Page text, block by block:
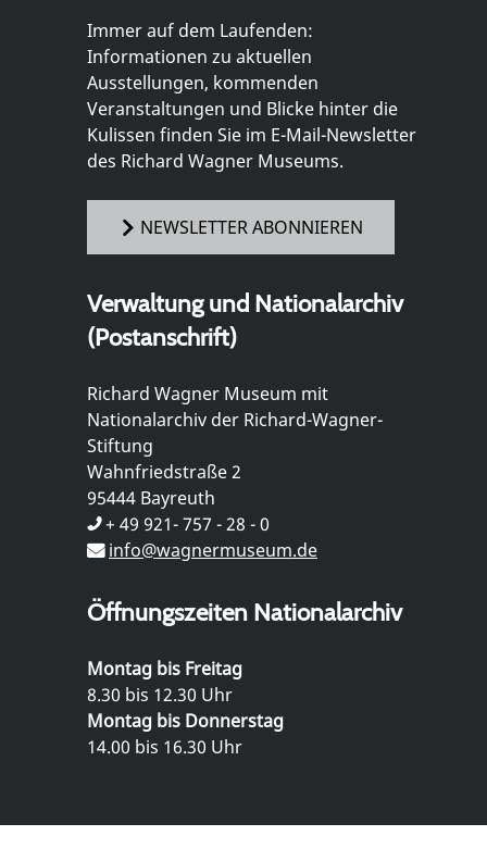
Immer auf dem Laufenden:
Informationen zu aktuellen
Ausstellungen, kommenden
Veranstaltungen und Blicke hinter die
Kulissen finden Sie im E-Mail-Newsletter
des Richard Wagner Museums.
NEWSLETTER ABONNIEREN
Verwaltung und Nationalarchiv
(Postanschrift)
Richard Wagner Museum mit
Nationalarchiv der Richard-Wagner-
Stiftung
Wahnfriedstraße 2
95444 Bayreuth
+ 49 921- 757 - 28 - 0
info@wagnermuseum.de
Öffnungszeiten Nationalarchiv
Montag bis Freitag
8.30 bis 12.30 Uhr
Montag bis Donnerstag
14.00 bis 16.30 Uhr